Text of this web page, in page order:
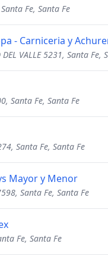
Fe, Santa Fe
- Carniceria y
DEL VALLE 5231, Santa Fe,
Santa Fe, Santa Fe
Santa Fe, Santa Fe
Mayor y Menor
Santa Fe, Santa Fe
Fe, Santa Fe